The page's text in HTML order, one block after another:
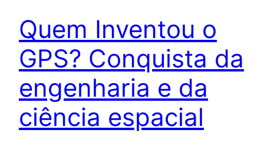
Quem Inventou o
GPS? Conquista da
engenharia e da
ciência espacial